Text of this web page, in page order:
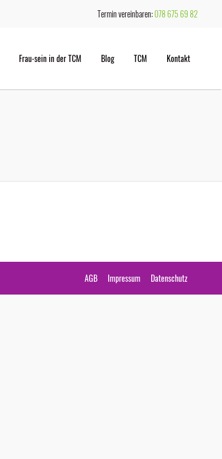
Termin vereinbaren:078 675 69 82
Frau-sein in der TCM Blog TCM Kontakt
AGB Impressum Datenschutz